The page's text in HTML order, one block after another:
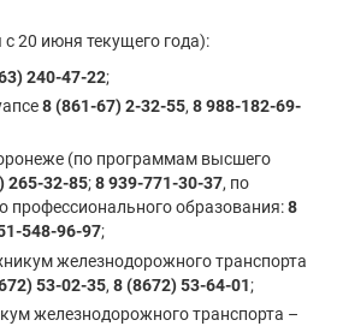
20 июня текущего года):
240-47-22;
8 (861-67) 2-32-55, 8 988-182-69-
(по программам высшего
265-32-85;8 939-771-30-37, по
профессионального образования:8
548-96-97;
железнодорожного транспорта
53-02-35, 8 (8672) 53-64-01;
железнодорожного транспорта –